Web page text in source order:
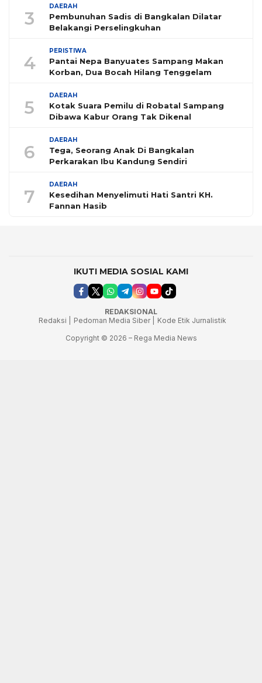
3
DAERAH
Pembunuhan Sadis di Bangkalan Dilatar
Belakangi Perselingkuhan
4
PERISTIWA
Pantai Nepa Banyuates Sampang Makan
Korban, Dua Bocah Hilang Tenggelam
5
DAERAH
Kotak Suara Pemilu di Robatal Sampang
Dibawa Kabur Orang Tak Dikenal
6
DAERAH
Tega, Seorang Anak Di Bangkalan
Perkarakan Ibu Kandung Sendiri
7
DAERAH
Kesedihan Menyelimuti Hati Santri KH.
Fannan Hasib
IKUTI MEDIA SOSIAL KAMI
REDAKSIONAL
Redaksi |
Pedoman Media Siber |
Kode Etik Jurnalistik
Copyright © 2026 – Rega Media News